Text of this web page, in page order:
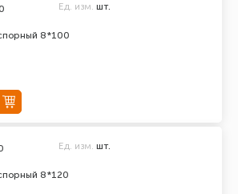
8*100
Ед. изм. шт.
8*120
Ед. изм. шт.